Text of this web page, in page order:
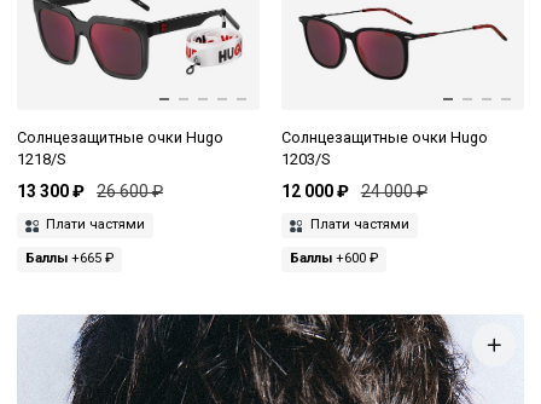
Солнцезащитные очки Hugo
1218/S
13 300 ₽ 26 600 ₽
Плати частями
Баллы +665 ₽
Солнцезащитные очки Hugo
1203/S
12 000 ₽ 24 000 ₽
Плати частями
Баллы+600 ₽